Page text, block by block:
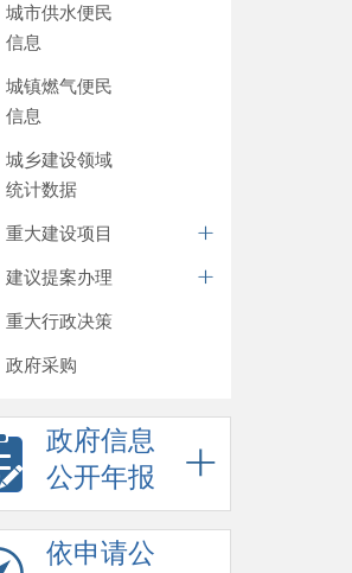
城市供水便民
信息
城镇燃气便民
信息
城乡建设领域
统计数据
重大建设项目
建议提案办理
重大行政决策
政府采购
政府信息
公开年报
依申请公